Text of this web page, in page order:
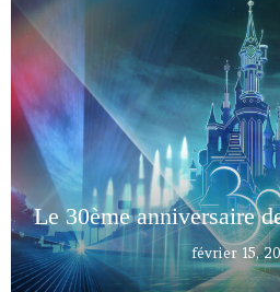
Le 30ème anniversaire
février 15,